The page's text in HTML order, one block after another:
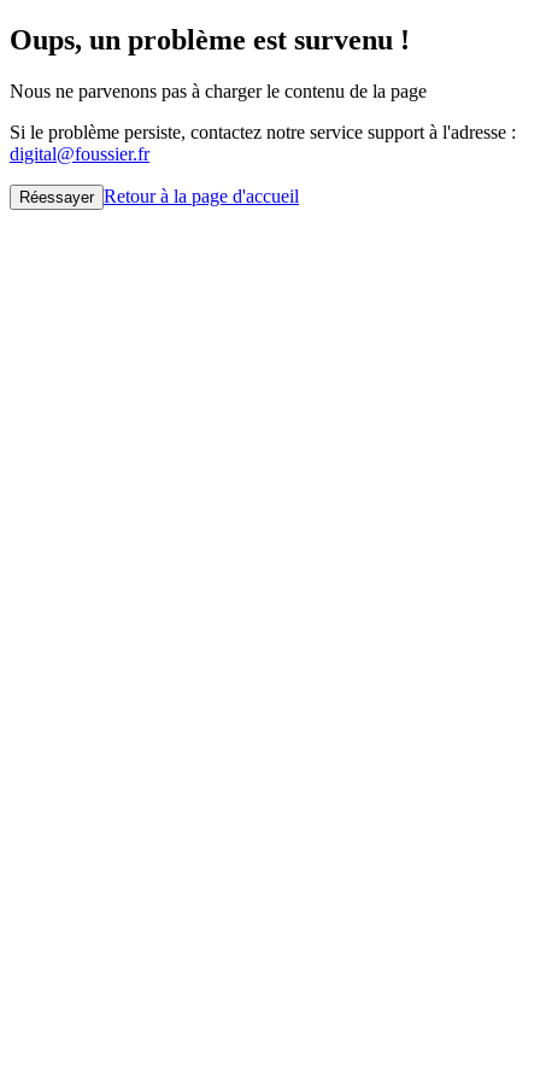
Oups, un problème est survenu !
Nous ne parvenons pas à charger le contenu de la page
Si le problème persiste, contactez notre service support à l'adresse :
digital@foussier.fr
Réessayer Retour à la page d'accueil